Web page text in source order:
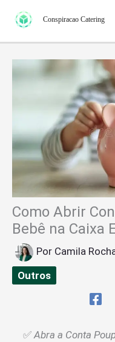
para
o
conteúdo
Conspiracao Catering
Como Abrir
Bebê na Caixa
Por Camila
Outros
✅Abra a Conta